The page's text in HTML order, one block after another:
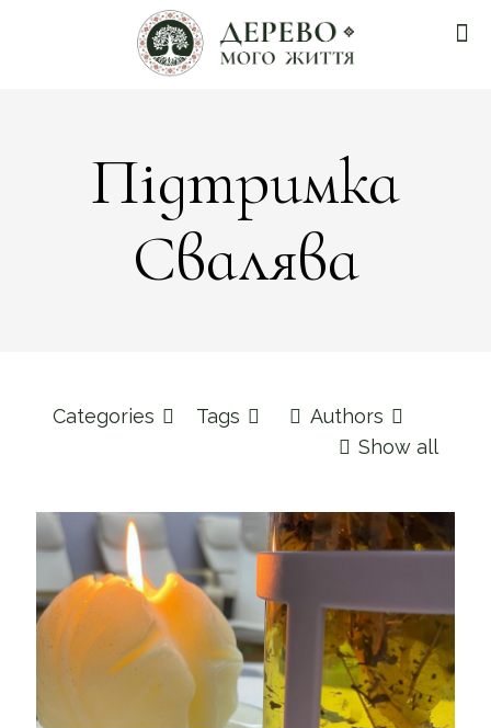
Підтримка
Свалява
Categories Tags
Authors
Show all